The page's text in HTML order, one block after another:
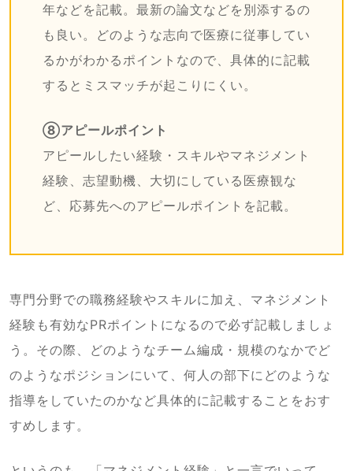
年などを記載。最新の論文などを別添するの
も良い。どのような志向で医療に従事してい
るかがわかるポイントなので、具体的に記載
するとミスマッチが起こりにくい。
⑧アピールポイント
アピールしたい経験・スキルやマネジメント
経験、志望動機、大切にしている医療観な
ど、応募先へのアピールポイントを記載。
専門分野での職務経験やスキルに加え、マネジメント
経験も有効なPRポイントになるので必ず記載しましょ
う。その際、どのようなチーム編成・規模のなかでど
のようなポジションにいて、何人の部下にどのような
指導をしていたのかなど具体的に記載することをおす
すめします。